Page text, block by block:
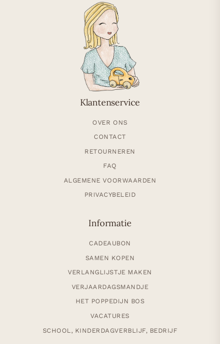
Klantenservice
OVER ONS
CONTACT
RETOURNEREN
FAQ
ALGEMENE VOORWAARDEN
PRIVACYBELEID
Informatie
CADEAUBON
SAMEN KOPEN
VERLANGLIJSTJE MAKEN
VERJAARDAGSMANDJE
HET POPPEDIJN BOS
VACATURES
SCHOOL, KINDERDAGVERBLIJF, BEDRIJF